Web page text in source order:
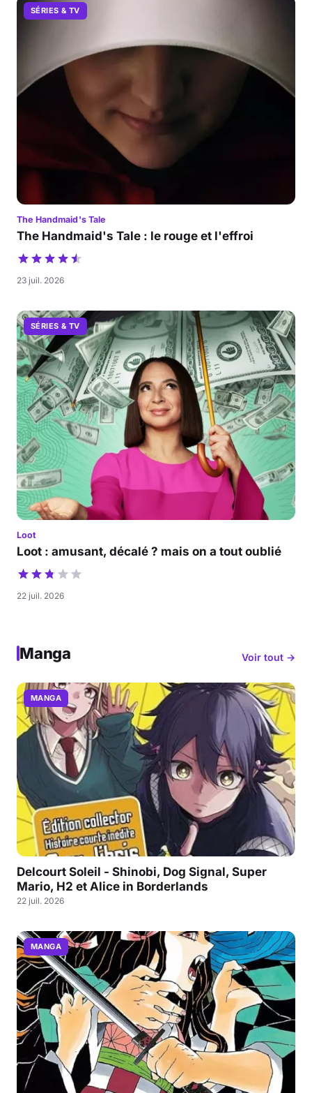
SÉRIES & TV
The Handmaid's Tale
The Handmaid's Tale : le rouge et l'effroi
23 juil. 2026
SÉRIES & TV
Loot
Loot : amusant, décalé ? mais on a tout oublié
22 juil. 2026
Manga Voir tout →
MANGA
Delcourt Soleil - Shinobi, Dog Signal, Super
Mario, H2 et Alice in Borderlands
22 juil. 2026
MANGA